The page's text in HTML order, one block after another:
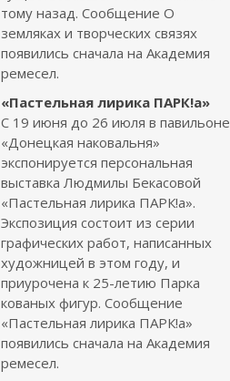
тому назад. Сообщение О
земляках и творческих связях
появились сначала на Академия
ремесел.
«Пастельная лирика ПАРК!а»
С 19 июня до 26 июля в павильоне
«Донецкая наковальня»
экспонируется персональная
выставка Людмилы Бекасовой
«Пастельная лирика ПАРК!а».
Экспозиция состоит из серии
графических работ, написанных
художницей в этом году, и
приурочена к 25-летию Парка
кованых фигур. Сообщение
«Пастельная лирика ПАРК!а»
появились сначала на Академия
ремесел.